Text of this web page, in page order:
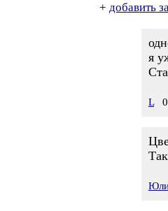
+ добавить
я
L